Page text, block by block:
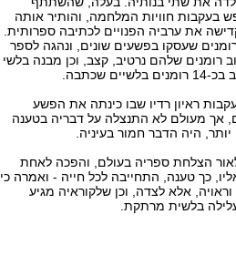
בעקבות חוויות המלחמה, והותיר אותה
את ערביה הפנויים לכתיבה ספרותית.
שעסקו בפשעים שונים, ונהגה לספר
רומנים שלהם נרטיב, קצב, וכן מבנה בלשי
שכתבה.
עוררה סערה ציבורית ב-1995, בעקבות ראיון רדיו שבו כינתה את הפשע
אך מעולם לא התנצלה על דבריה בטענה
היה הדבר חמור בעיניה.
לאור הצלחת ספריה בעולם, והפכה לאחת
כך טענה, התחייבה לכל חייה - ואמרה כי
אלא לצדה, וכן שלקוראיה מגיע
עלילה בלשית מרתקת.